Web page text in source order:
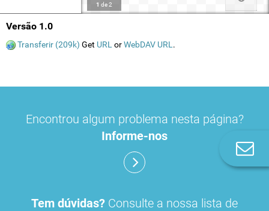
1 de2
Versão 1.0
Transferir (209k) Get URL orWebDAV URL .
Encontrou algum problema nesta página?
Informe-nos
Tem dúvidas? Consulte a nossa lista de